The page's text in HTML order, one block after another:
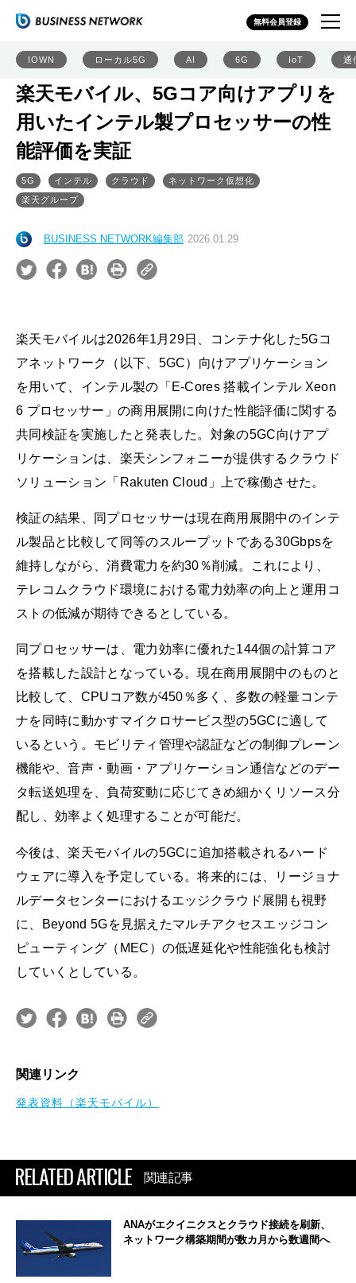
無料会員登録
IOWN ローカル5G AI 6G IoT 通
楽天モバイル、5Gコア向けアプリを
用いたインテル製プロセッサーの性
能評価を実証
5G インテル クラウド
ネットワーク仮想化
楽天グループ
BUSINESS NETWORK編集部 2026.01.29
楽天モバイルは2026年1月29日、コンテナ化した5Gコ
アネットワーク（以下、5GC）向けアプリケーション
を用いて、インテル製の「E-Cores 搭載インテル Xeon
6 プロセッサー」の商用展開に向けた性能評価に関する
共同検証を実施したと発表した。対象の5GC向けアプ
リケーションは、楽天シンフォニーが提供するクラウド
ソリューション「Rakuten Cloud」上で稼働させた。
検証の結果、同プロセッサーは現在商用展開中のインテ
ル製品と比較して同等のスループットである30Gbpsを
維持しながら、消費電力を約30％削減。これにより、
テレコムクラウド環境における電力効率の向上と運用コ
ストの低減が期待できるとしている。
同プロセッサーは、電力効率に優れた144個の計算コア
を搭載した設計となっている。現在商用展開中のものと
比較して、CPUコア数が450％多く、多数の軽量コンテ
ナを同時に動かすマイクロサービス型の5GCに適して
いるという。モビリティ管理や認証などの制御プレーン
機能や、音声・動画・アプリケーション通信などのデー
タ転送処理を、負荷変動に応じてきめ細かくリソース分
配し、効率よく処理することが可能だ。
今後は、楽天モバイルの5GCに追加搭載されるハード
ウェアに導入を予定している。将来的には、リージョナ
ルデータセンターにおけるエッジクラウド展開も視野
に、Beyond 5Gを見据えたマルチアクセスエッジコン
ピューティング（MEC）の低遅延化や性能強化も検討
していくとしている。
関連リンク
発表資料（楽天モバイル）
RELATED ARTICLE 関連記事
ANAがエクイニクスとクラウド接続を刷新、
ネットワーク構築期間が数カ月から数週間へ